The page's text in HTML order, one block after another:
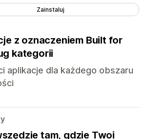
Zainstaluj
z oznaczeniem Built for
kategorii
aplikacje dla każdego obszaru
tam, gdzie Twoi